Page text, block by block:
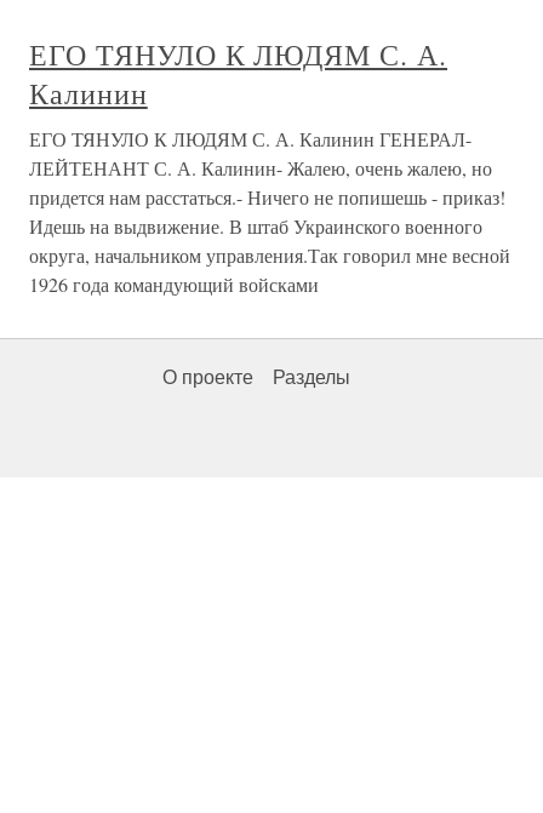
ЕГО ТЯНУЛО К ЛЮДЯМ С. А.
Калинин
ЕГО ТЯНУЛО К ЛЮДЯМ С. А. Калинин ГЕНЕРАЛ-
ЛЕЙТЕНАНТ С. А. Калинин- Жалею, очень жалею, но
придется нам расстаться.- Ничего не попишешь - приказ!
Идешь на выдвижение. В штаб Украинского военного
округа, начальником управления.Так говорил мне весной
1926 года командующий войсками
О проекте Разделы